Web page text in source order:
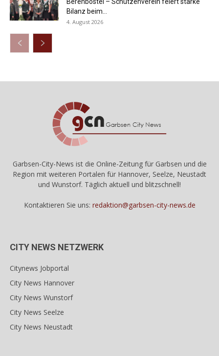
Bilanz beim...
4. August 2026
Garbsen-City-News ist die Online-Zeitung für Garbsen und die
Region mit weiteren Portalen für Hannover, Seelze, Neustadt
und Wunstorf. Täglich aktuell und blitzschnell!
Kontaktieren Sie uns: redaktion@garbsen-city-news.de
CITY NEWS NETZWERK
Citynews Jobportal
City News Hannover
City News Wunstorf
City News Seelze
City News Neustadt